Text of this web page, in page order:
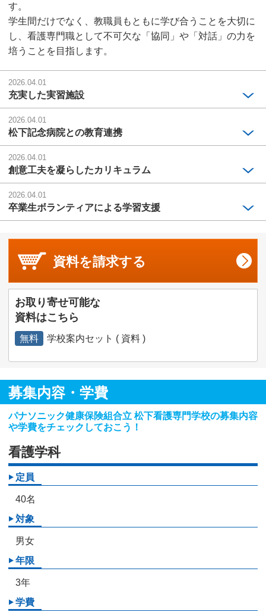
す。
学生間だけでなく、教職員もともに学び合うことを大切に
し、看護専門職として不可欠な「協同」や「対話」の力を
培うことを目指します。
2026.04.01
充実した実習施設
2026.04.01
松下記念病院との教育連携
2026.04.01
創意工夫を凝らしたカリキュラム
2026.04.01
卒業生ボランティアによる学習支援
資料を請求する
お取り寄せ可能な
資料はこちら
無料 学校案内セット ( 資料 )
募集内容・学費
パナソニック健康保険組合立 松下看護専門学校の募集内容
や学費をチェックしておこう！
看護学科
定員
40名
対象
男女
年限
3年
学費